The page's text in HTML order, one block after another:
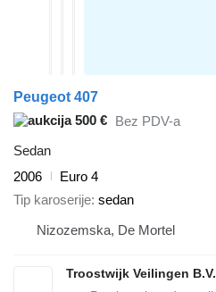
Peugeot 407
500 € Bez PDV-a
Sedan
2006
Euro 4
Tip karoserije sedan
Nizozemska, De Mortel
Troostwijk Veilingen B.V.